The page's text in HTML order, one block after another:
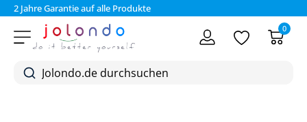
2 Jahre Garantie auf alle Produkte
0